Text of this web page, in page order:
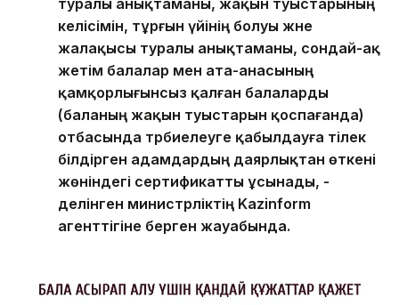
келісімін, тұрғын үйінің болуы және
жалақысы туралы анықтаманы, сондай-ақ
жетім балалар мен ата-анасының
қамқорлығынсыз қалған балаларды
(баланың жақын туыстарын қоспағанда)
отбасында тәрбиелеуге қабылдауға тілек
білдірген адамдардың даярлықтан өткені
жөніндегі сертификатты ұсынады, -
делінген министрліктің Kazinform
агенттігіне берген жауабында.